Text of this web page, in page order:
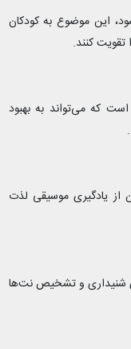
این موضوع به کودکان
تقویت کنند.
که می‌تواند به بهبود
یادگیری موسیقی لذت
شنیداری و تشخیص نت‌ها